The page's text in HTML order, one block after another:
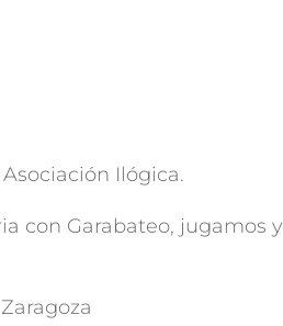
Ilógica.
con Garabateo, jugamos